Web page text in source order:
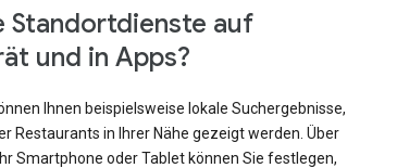
Standortdienste auf
und in Apps?
Ihnen beispielsweise lokale Suchergebnisse,
Restaurants in Ihrer Nähe gezeigt werden. Über
Smartphone oder Tablet können Sie festlegen,